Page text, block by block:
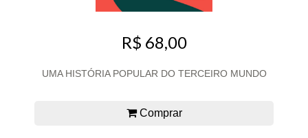
R$ 68,00
UMA HISTÓRIA POPULAR DO TERCEIRO MUNDO
Comprar